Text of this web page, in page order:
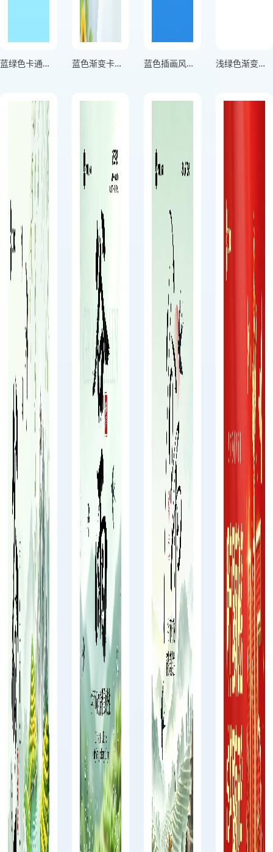
蓝绿色卡通风格保护地球人人 有责竖版世界地球日海报 蓝色渐变卡通风格每一抹绿意都是向上生长的未来竖版世界地球日海报 蓝色插画风格为地球发声与万物共生竖版世界地球日海报 浅绿色渐变插画风格谷雨春光晓山川黛色青竖版谷雨节气海报